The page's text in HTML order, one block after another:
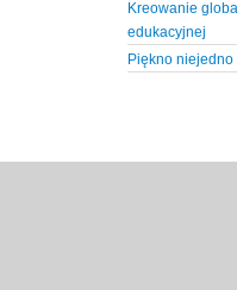
Kreowanie
edukacyjnej
Piękno niejedno